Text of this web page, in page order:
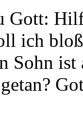
Gott:
ich
Sohn